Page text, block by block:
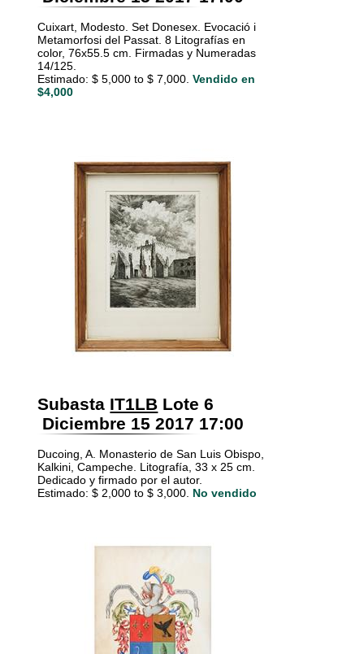
Cuixart, Modesto. Set Donesex. Evocació i
Metamorfosi del Passat. 8 Litografías en
color, 76x55.5 cm. Firmadas y Numeradas
14/125.
Estimado: $ 5,000 to $ 7,000. Vendido en
$4,000
Subasta IT1LB Lote 6
Diciembre 15 2017 17:00
Ducoing, A. Monasterio de San Luis Obispo,
Kalkini, Campeche. Litografía, 33 x 25 cm.
Dedicado y firmado por el autor.
Estimado: $ 2,000 to $ 3,000. No vendido